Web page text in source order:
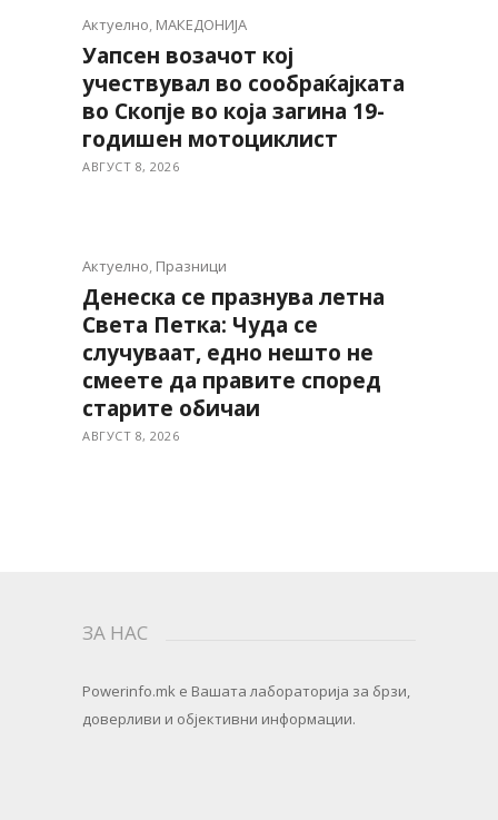
Актуелно, МАКЕДОНИЈА
Уапсен возачот кој
учествувал во сообраќајката
во Скопје во која загина 19-
годишен мотоциклист
АВГУСТ 8, 2026
Актуелно, Празници
Денеска се празнува летна
Света Петка: Чуда се
случуваат, едно нешто не
смеете да правите според
старите обичаи
АВГУСТ 8, 2026
ЗА НАС
Powerinfo.mk e Вашата лабораторија за брзи,
доверливи и објективни информации.